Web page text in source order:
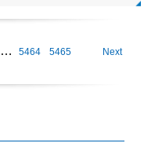
… 5464 5465 Next